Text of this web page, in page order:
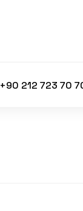
+90 212 723 70